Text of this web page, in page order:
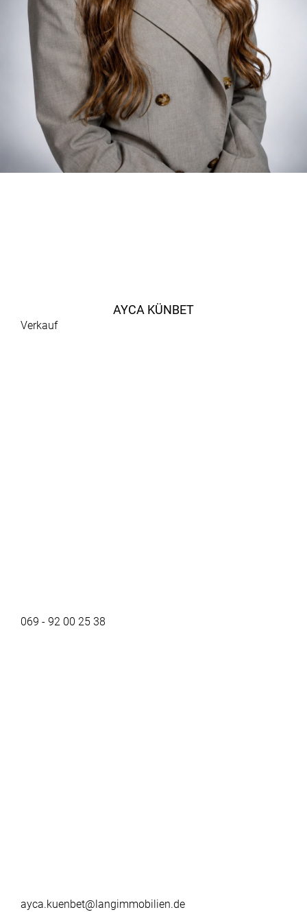
AYCA KÜNBET
Verkauf
069 - 92 00 25 38
ayca.kuenbet@langimmobilien.de